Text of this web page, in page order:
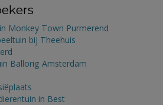
Monkey Town Purmerend
bij Theehuis
Ballorig Amsterdam
in Best